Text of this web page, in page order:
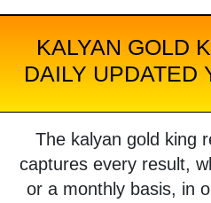
KALYAN GOLD
DAILY UPDATED
The kalyan gold king
captures every result,
or a monthly basis, in